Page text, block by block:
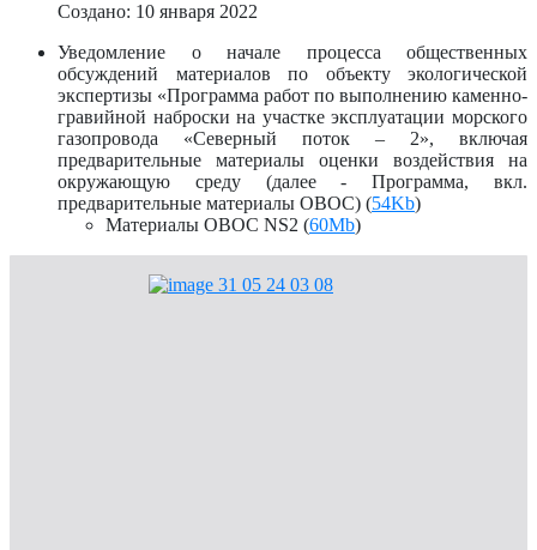
Создано: 10 января 2022
Уведомление о начале процесса общественных
обсуждений материалов по объекту экологической
экспертизы «Программа работ по выполнению каменно-
гравийной наброски на участке эксплуатации морского
газопровода «Северный поток – 2», включая
предварительные материалы оценки воздействия на
окружающую среду (далее - Программа, вкл.
предварительные материалы ОВОС) (54Kb)
Материалы ОВОС NS2 (60Mb)